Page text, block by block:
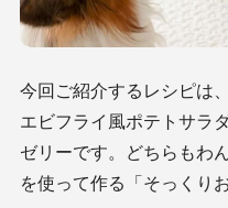
今回ご紹介するレシピは
エビフライ風ポテトサラ
ゼリーです。どちらもわ
を使って作る「そっくり